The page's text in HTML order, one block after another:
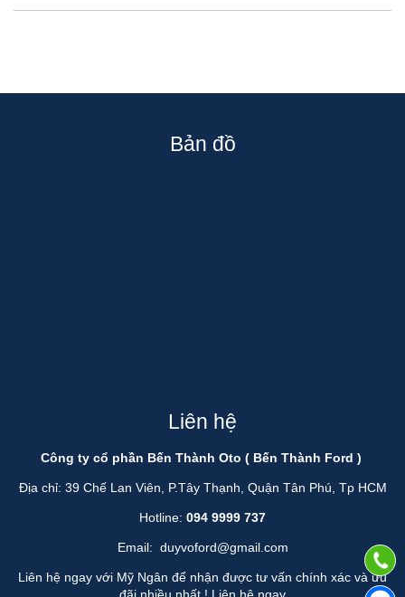
Bản đồ
Liên hệ
Công ty cổ phần Bến Thành Oto ( Bến Thành Ford )
Địa chỉ: 39 Chế Lan Viên, P.Tây Thạnh, Quận Tân Phú, Tp HCM
Hotline: 094 9999 737
Email: duyvoford@gmail.com
Liên hệ ngay với Mỹ Ngân để nhận được tư vấn chính xác và ưu